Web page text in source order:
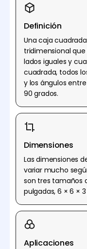
Definición
Una caja
tridimensional
lados iguales y
cuadrada, todos
y los ángulos
90 grados.
Dimensiones
Las dimensiones
variar mucho
son tres tamaños
pulgadas, 6 × 6 ×
Aplicaciones